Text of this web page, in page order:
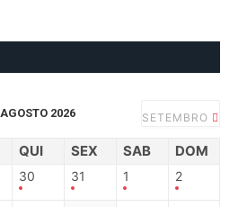
AGOSTO 2026 SETEMBRO
QUI SEX SAB DOM
30 31 1 2